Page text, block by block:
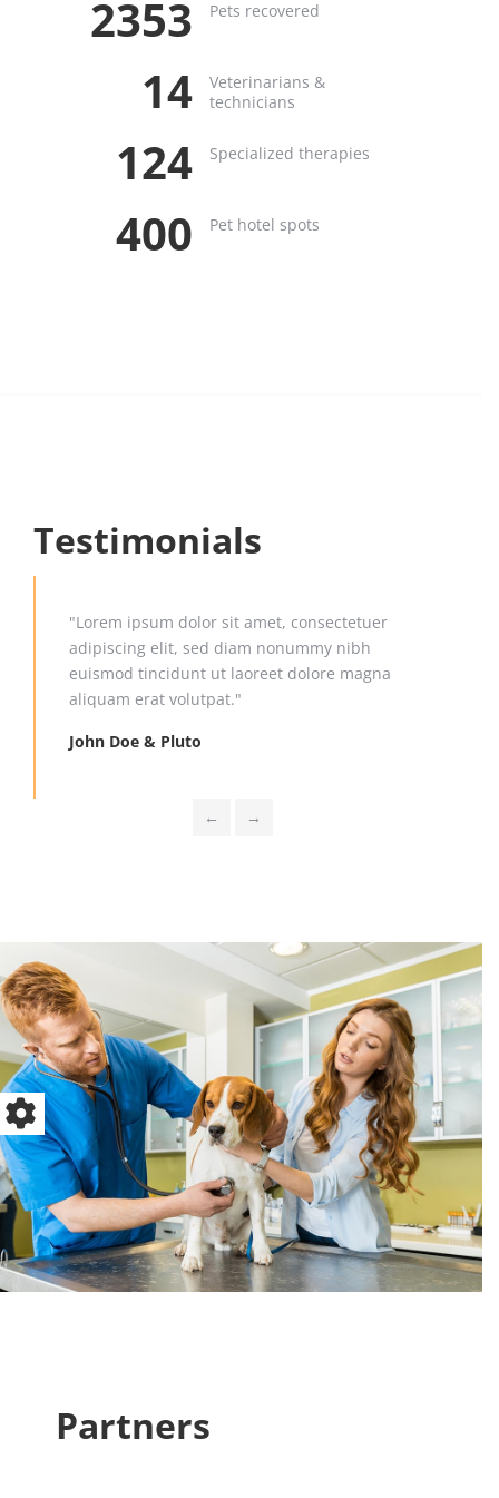
2353 Pets recovered
14
Veterinarians &
technicians
124 Specialized therapies
400 Pet hotel spots
Testimonials
"Lorem ipsum dolor sit amet, consectetuer
adipiscing elit, sed diam nonummy nibh
euismod tincidunt ut laoreet dolore magna
aliquam erat volutpat."
John Doe & Pluto
← →
Partners